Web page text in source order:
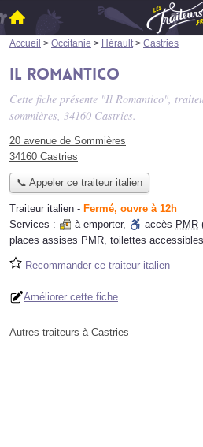
Accueil > Occitanie > Hérault > Castries
Il Romantico
Cette fiche présente "Il Romantico",
sommières, 34160 Castries.
20 avenue de Sommières
34160 Castries
📞 Appeler ce traiteur italien
Traiteur italien - Fermé, ouvre à 12h
Services :
à emporter, accès PMR
places assises PMR, toilettes
Recommander ce traiteur italien
Améliorer cette fiche
Autres traiteurs à Castries